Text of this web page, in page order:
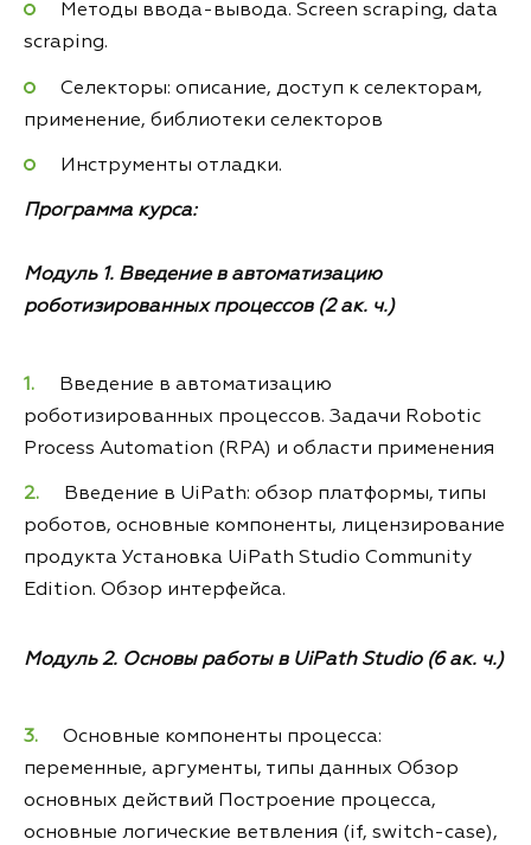
Методы ввода-вывода. Screen scraping, data
scraping.
Селекторы: описание, доступ к селекторам,
применение, библиотеки селекторов
Инструменты отладки.
Программа курса:
Модуль 1. Введение в автоматизацию
роботизированных процессов (2 ак. ч.)
Введение в автоматизацию
роботизированных процессов. Задачи Robotic
Process Automation (RPA) и области применения
Введение в UiPath: обзор платформы, типы
роботов, основные компоненты, лицензирование
продукта Установка UiPath Studio Community
Edition. Обзор интерфейса.
Модуль 2. Основы работы в UiPath Studio (6 ак. ч.)
Основные компоненты процесса:
переменные, аргументы, типы данных Обзор
основных действий Построение процесса,
основные логические ветвления (if, switch-case),